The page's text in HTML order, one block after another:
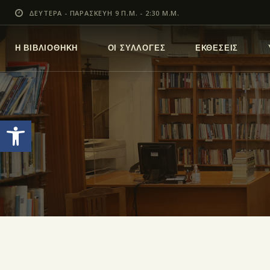
Ανοίξτε τη γραμμή εργαλείων
ΔΕΥΤΕΡΑ - ΠΑΡΑΣΚΕΥΗ 9 Π.Μ. - 2:30 Μ.Μ.
Η ΒΙΒΛΙΟΘΗΚΗ ΟΙ ΣΥΛΛΟΓΕΣ ΕΚΘΕΣΕΙΣ